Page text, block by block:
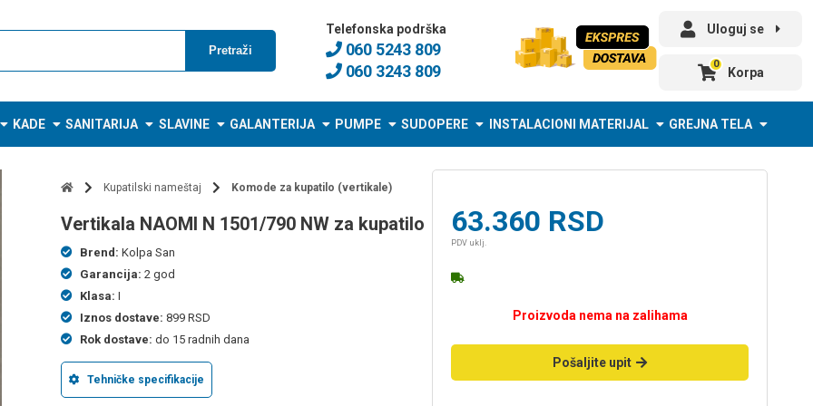
Pretraži
Telefonska podrška
060 5243 809
060 3243 809
Uloguj se
0
Korpa
KADE SANITARIJA SLAVINE GALANTERIJA PUMPE SUDOPERE INSTALACIONI MATERIJAL GREJNA TELA
Kupatilski nameštaj Komode za kupatilo (vertikale)
vertikala NAOMI N 1501/790 NW za kupatilo
Brend: Kolpa San
Garancija: 2 god
Klasa: I
Iznos dostave: 899 RSD
Rok dostave: do 15 radnih dana
Tehničke specifikacije
63.360 RSD
PDV uklj.
Proizvoda nema na zalihama
Pošaljite upit